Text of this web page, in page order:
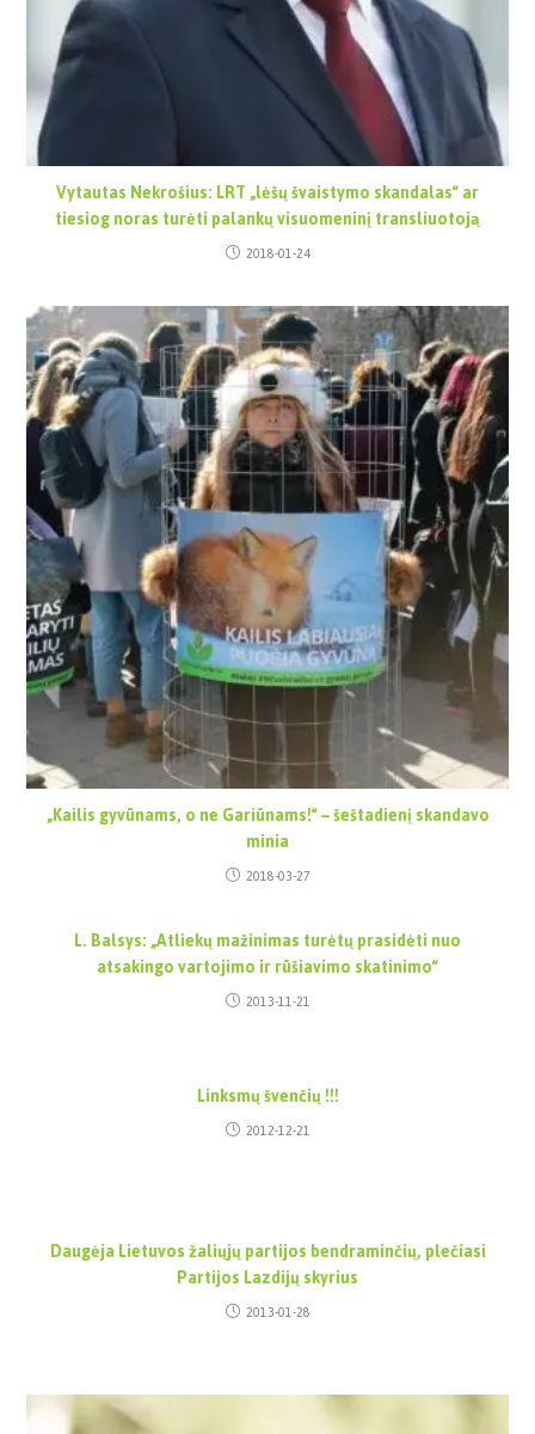
Vytautas Nekrošius: LRT „lėšų švaistymo skandalas“ ar
tiesiog noras turėti palankų visuomeninį transliuotoją
2018-01-24
„Kailis gyvūnams, o ne Gariūnams!“ – šeštadienį skandavo
minia
2018-03-27
L. Balsys: „Atliekų mažinimas turėtų prasidėti nuo
atsakingo vartojimo ir rūšiavimo skatinimo“
2013-11-21
Linksmų švenčių !!!
2012-12-21
Daugėja Lietuvos žaliųjų partijos bendraminčių, plečiasi
Partijos Lazdijų skyrius
2013-01-28